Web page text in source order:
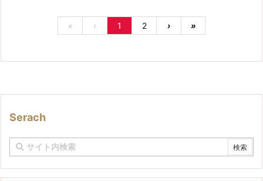
« ‹ 1 2 › »
Serach